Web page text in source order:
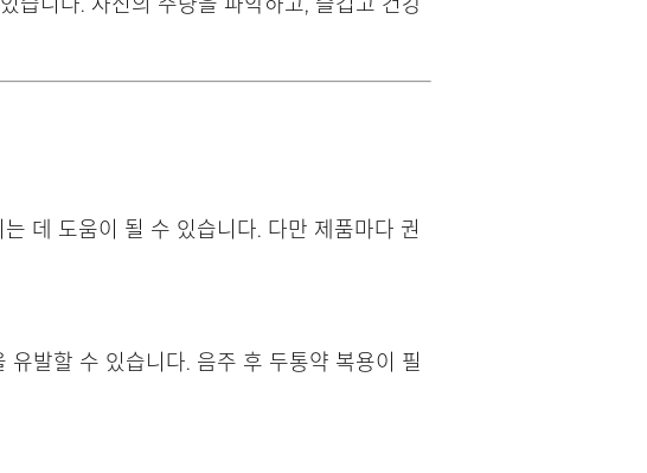
데 도움이 될 수 있습니다. 다만 제품마다 권
발할 수 있습니다. 음주 후 두통약 복용이 필